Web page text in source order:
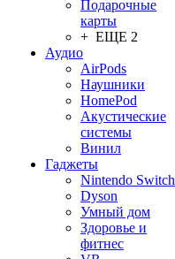
Подарочные
карты
+ ЕЩЕ 2
Аудио
AirPods
Наушники
HomePod
Акустические
системы
Винил
Гаджеты
Nintendo Switch
Dyson
Умный дом
Здоровье и
фитнес